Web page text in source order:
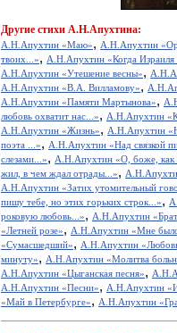
Другие стихи А.Н.Апухтина:
А.Н.Апухтин «Маю», А.Н.Апухтин
твоих...», А.Н.Апухтин «Когда Израиля
А.Н.Апухтин «Утешение весны»,
А.Н.Апухтин «В.А. Вилламову»,
А.Н.Апухтин «Памяти Мартынова»,
любовь охватит нас...», А.Н.Апухтин
А.Н.Апухтин «Жизнь», А.Н.Апухтин
поэта ...», А.Н.Апухтин «Над связкой
слезами...», А.Н.Апухтин «О, боже, как
жил, в чем ждал отрады...»,
А.Н.Апухтин «Затих утомительный
пишу тебе, но этих горьких строк...»,
роковую любовь...», А.Н.Апухтин
«Летней розе», А.Н.Апухтин «Мне было
«Сумасшедший», А.Н.Апухтин
минуту», А.Н.Апухтин «Молитва
А.Н.Апухтин «Цыганская песня»,
А.Н.Апухтин «Песни», А.Н.Апухтин
«Май в Петербурге», А.Н.Апухтин